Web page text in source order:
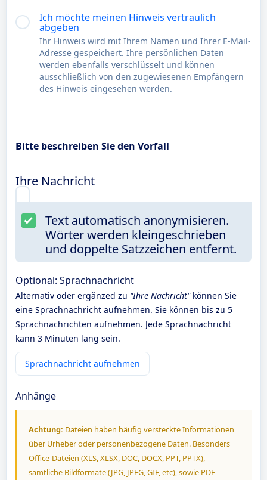
Ich möchte meinen Hinweis vertraulich
abgeben
Ihr Hinweis wird mit Ihrem Namen und Ihrer E-Mail-
Adresse gespeichert. Ihre persönlichen Daten
werden ebenfalls verschlüsselt und können
ausschließlich von den zugewiesenen Empfängern
des Hinweis eingesehen werden.
Bitte beschreiben Sie den Vorfall
Ihre Nachricht
Text automatisch anonymisieren.
Wörter werden kleingeschrieben
und doppelte Satzzeichen entfernt.
Optional: Sprachnachricht
Alternativ oder ergänzed zu "Ihre Nachricht"können Sie
eine Sprachnachricht aufnehmen. Sie können bis zu 5
Sprachnachrichten aufnehmen. Jede Sprachnachricht
kann 3 Minuten lang sein.
Sprachnachricht aufnehmen
Anhänge
Achtung: Dateien haben häufig versteckte Informationen
über Urheber oder personenbezogene Daten. Besonders
Office-Dateien (XLS, XLSX, DOC, DOCX, PPT, PPTX),
sämtliche Bildformate (JPG, JPEG, GIF, etc), sowie PDF